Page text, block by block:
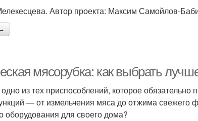
Автор проекта: Максим Самойлов-
мясорубка: как выбрать
из тех приспособлений, которое
— от измельчения мяса до отжима свежего
оборудования для своего дома?